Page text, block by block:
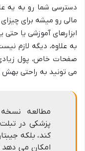
دسترسی شما رو به یه
مالی رو میشه برای
ابزارهای آموزشی یا
به علاوه، دیگه لازم
صفحات خاص، پول
می تونید به راحتی
مطالعه
پزشکی در
کند، بلکه
امکان می دهد